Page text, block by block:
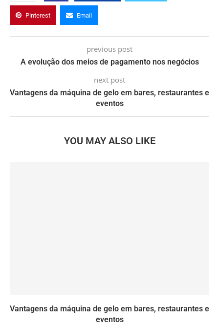
Pinterest Email
previous post
A evolução dos meios de pagamento nos negócios
next post
Vantagens da máquina de gelo em bares, restaurantes e
eventos
YOU MAY ALSO LIKE
Vantagens da máquina de gelo em bares, restaurantes e
eventos